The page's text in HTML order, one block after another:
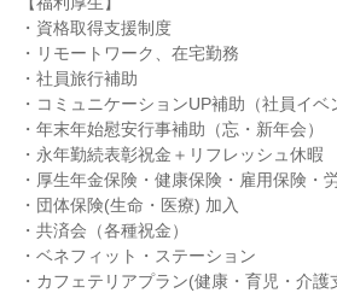
・資格取得支援制度
・リモートワーク、在宅勤務
・社員旅行補助
・コミュニケーションUP補助（社員イベ
・年末年始慰安行事補助（忘・新年会）
・永年勤続表彰祝金＋リフレッシュ休暇
・厚生年金保険・健康保険・雇用保険・
・団体保険(生命・医療) 加入
・共済会（各種祝金）
・ベネフィット・ステーション
・カフェテリアプラン(健康・育児・介護